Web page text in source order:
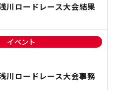
川ロードレース大会結果
イベント
川ロードレース大会事務